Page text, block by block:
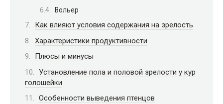
Вольер
Как влияют условия содержания на зрелость
Характеристики продуктивности
Плюсы и минусы
Установление пола и половой зрелости у кур
голошейки
Особенности выведения птенцов